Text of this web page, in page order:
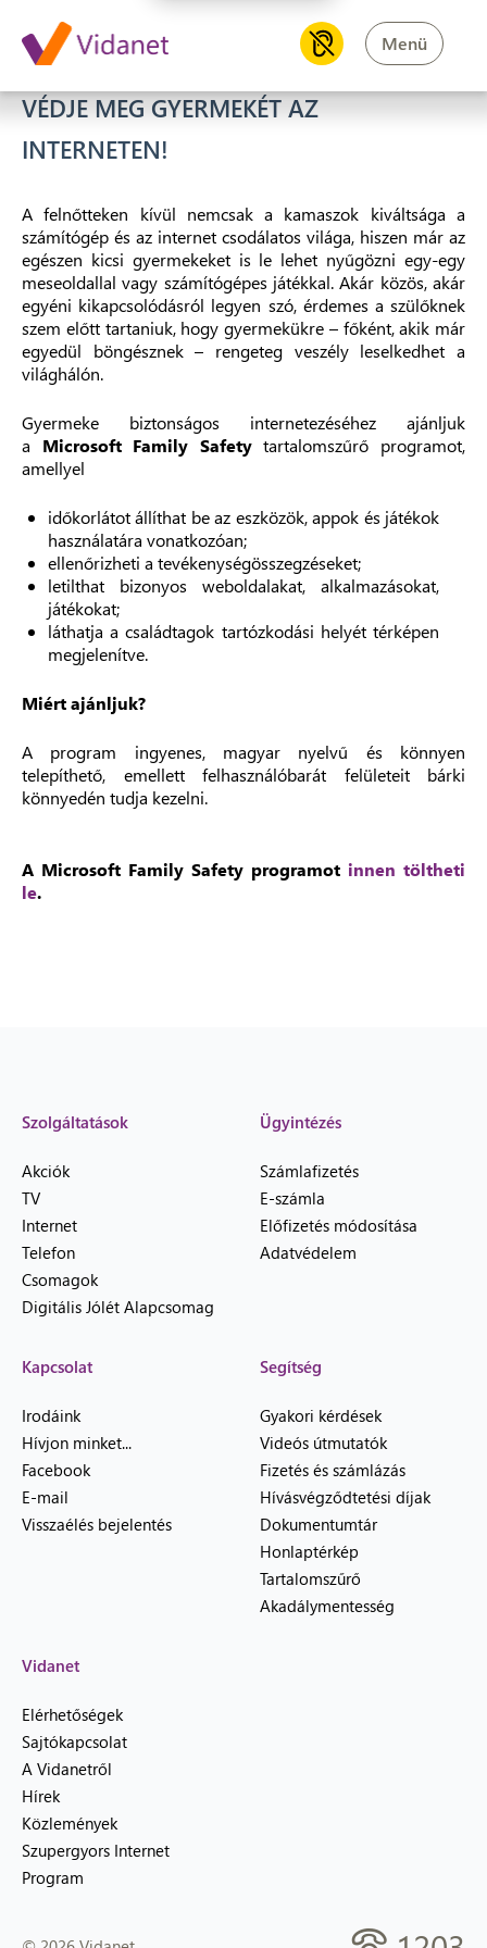
Menü
VÉDJE MEG GYERMEKÉT AZ
INTERNETEN!
A felnőtteken kívül nemcsak a kamaszok kiváltsága a
számítógép és az internet csodálatos világa, hiszen már az
egészen kicsi gyermekeket is le lehet nyűgözni egy-egy
meseoldallal vagy számítógépes játékkal. Akár közös, akár
egyéni kikapcsolódásról legyen szó, érdemes a szülőknek
szem előtt tartaniuk, hogy gyermekükre – főként, akik már
egyedül böngésznek – rengeteg veszély leselkedhet a
világhálón.
Gyermeke biztonságos internetezéséhez ajánljuk
a
Microsoft Family Safetytartalomszűrő programot,
amellyel
időkorlátot állíthat be az eszközök, appok és játékok
használatára vonatkozóan;
ellenőrizheti a tevékenységösszegzéseket;
letilthat bizonyos weboldalakat, alkalmazásokat,
játékokat;
láthatja a családtagok tartózkodási helyét térképen
megjelenítve.
Miért ajánljuk?
A program ingyenes, magyar nyelvű és könnyen
telepíthető, emellett felhasználóbarát felületeit bárki
könnyedén tudja kezelni.
A Microsoft Family Safety programot innen töltheti
le.
Szolgáltatások
Akciók
TV
Internet
Telefon
Csomagok
Digitális Jólét Alapcsomag
Ügyintézés
Számlafizetés
E-számla
Előfizetés módosítása
Adatvédelem
Kapcsolat
Irodáink
Hívjon minket...
Facebook
E-mail
Visszaélés bejelentés
Segítség
Gyakori kérdések
Videós útmutatók
Fizetés és számlázás
Hívásvégződtetési díjak
Dokumentumtár
Honlaptérkép
Tartalomszűrő
Akadálymentesség
Vidanet
Elérhetőségek
Sajtókapcsolat
A Vidanetről
Hírek
Közlemények
Szupergyors Internet
Program